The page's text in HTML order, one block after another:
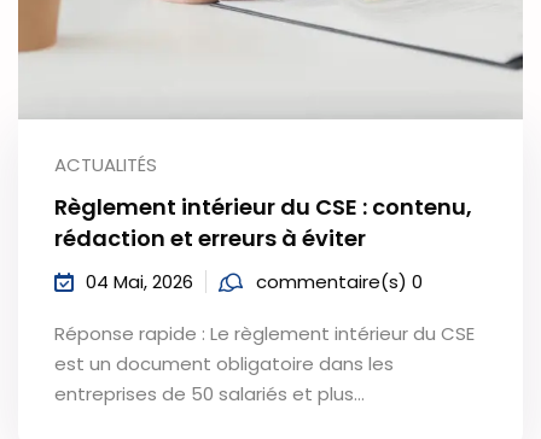
ACTUALITÉS
Règlement intérieur du CSE : contenu,
rédaction et erreurs à éviter
04 Mai, 2026 commentaire(s) 0
Réponse rapide : Le règlement intérieur du CSE
est un document obligatoire dans les
entreprises de 50 salariés et plus…